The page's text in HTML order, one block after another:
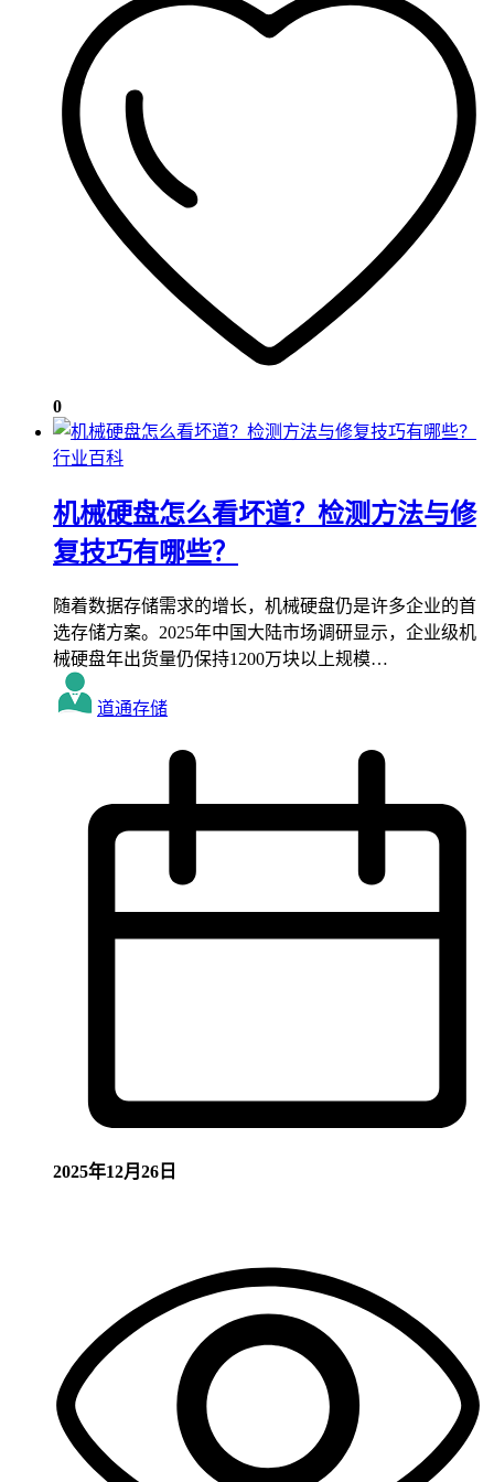
0
行业百科
机械硬盘怎么看坏道？检测方法与修
复技巧有哪些？
随着数据存储需求的增长，机械硬盘仍是许多企业的首
选存储方案。2025年中国大陆市场调研显示，企业级机
械硬盘年出货量仍保持1200万块以上规模…
道通存储
2025年12月26日